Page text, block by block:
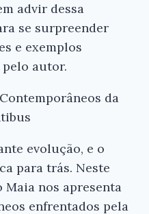
advir dessa
se surpreender
e exemplos
autor.
da
evolução, e o
para trás. Neste
nos apresenta
enfrentados pela